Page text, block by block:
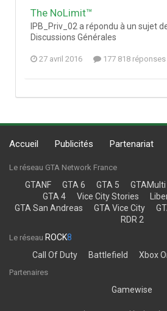
The NoLimit™
IPB_Priv_02 a répondu à un sujet
Discussions Générales
27 avril 2016 177 818 réponses
Accueil Publicités Partenariat
Le réseau GTA Network France
GTANF GTA 6 GTA 5 GTAMulti
GTA 4
Vice City Stories
GTA San Andreas
GTA Vice City
RDR 2
Le réseau ROCK8
Call Of Duty
Battlefield Xbox
Partenaires
Gamewise